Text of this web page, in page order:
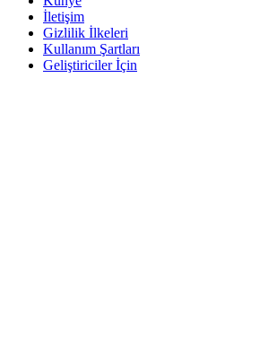
İletişim
Gizlilik İlkeleri
Kullanım Şartları
Geliştiriciler İçin